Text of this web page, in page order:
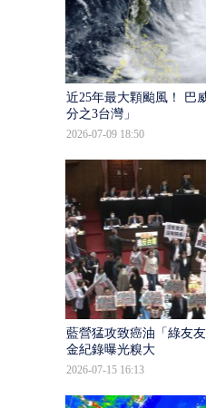
近25年最大顆颱風！ 巴
分之3台灣」
2026-07-09 18:50
藍營猛攻致癌油「綠友
金紀錄曝光糗大
2026-07-15 16:13